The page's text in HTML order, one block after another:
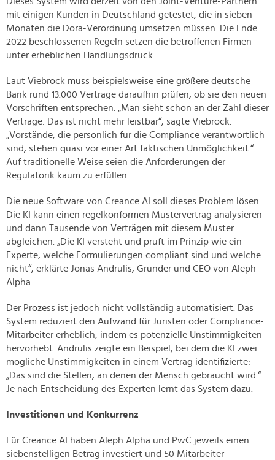
mit einigen Kunden in Deutschland getestet, die in sieben
Monaten die Dora-Verordnung umsetzen müssen. Die Ende
2022 beschlossenen Regeln setzen die betroffenen Firmen
unter erheblichen Handlungsdruck.
Laut Viebrock muss beispielsweise eine größere deutsche
Bank rund 13.000 Verträge daraufhin prüfen, ob sie den neuen
Vorschriften entsprechen. „Man sieht schon an der Zahl dieser
Verträge: Das ist nicht mehr leistbar“, sagte Viebrock.
„Vorstände, die persönlich für die Compliance verantwortlich
sind, stehen quasi vor einer Art faktischen Unmöglichkeit.“
Auf traditionelle Weise seien die Anforderungen der
Regulatorik kaum zu erfüllen.
Die neue Software von Creance AI soll dieses Problem lösen.
Die KI kann einen regelkonformen Mustervertrag analysieren
und dann Tausende von Verträgen mit diesem Muster
abgleichen. „Die KI versteht und prüft im Prinzip wie ein
Experte, welche Formulierungen compliant sind und welche
nicht“, erklärte Jonas Andrulis, Gründer und CEO von Aleph
Alpha.
Der Prozess ist jedoch nicht vollständig automatisiert. Das
System reduziert den Aufwand für Juristen oder Compliance-
Mitarbeiter erheblich, indem es potenzielle Unstimmigkeiten
hervorhebt. Andrulis zeigte ein Beispiel, bei dem die KI zwei
mögliche Unstimmigkeiten in einem Vertrag identifizierte:
„Das sind die Stellen, an denen der Mensch gebraucht wird.“
Je nach Entscheidung des Experten lernt das System dazu.
Investitionen und Konkurrenz
Für Creance AI haben Aleph Alpha und PwC jeweils einen
siebenstelligen Betrag investiert und 50 Mitarbeiter